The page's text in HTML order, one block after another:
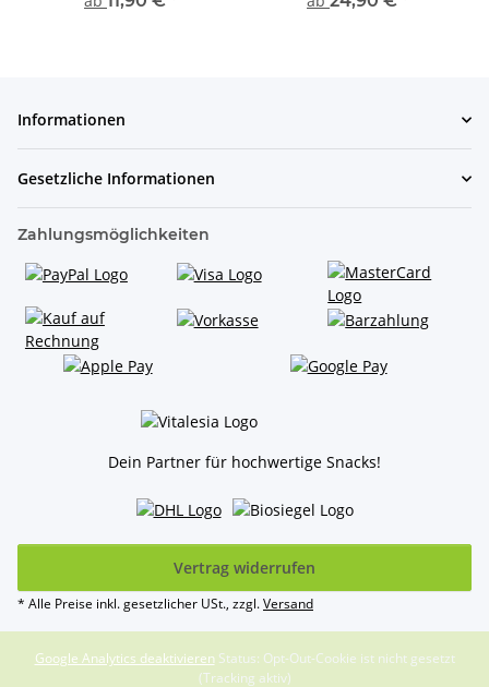
Informationen
Gesetzliche Informationen
Zahlungsmöglichkeiten
Dein Partner für hochwertige Snacks!
Vertrag widerrufen
* Alle Preise inkl. gesetzlicher USt., zzgl.Versand
Google Analytics deaktivieren Status: Opt-Out-Cookie ist nicht gesetzt
(Tracking aktiv)